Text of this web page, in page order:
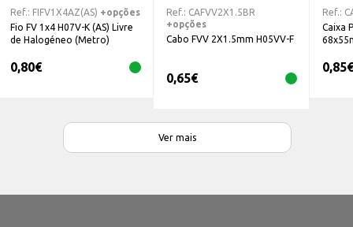
Ref.: FIFV1X4AZ(AS) +opções
Fio FV 1x4 H07V-K (AS) Livre
de Halogéneo (Metro)
0,80€
Ref.: CAFVV2X1.5BR
+opções
Cabo FVV 2X1.5mm H05VV-F
0,65€
Ref.:
Caixa
0,85€
Ver mais